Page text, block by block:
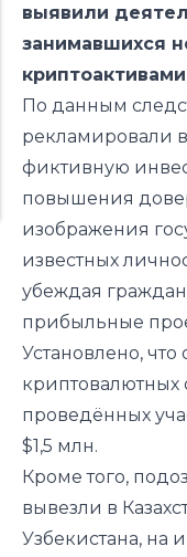
выявили
занимавшихся
По данным
рекламировали
фиктивную
повышения
изображения
известных
убеждая
прибыльные
Установлено,
криптовалютных
проведённых
$1,5 млн.
Кроме того,
вывезли в
Узбекистана, на